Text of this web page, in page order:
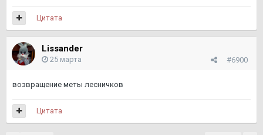
Цитата
Lissander
#6900
25 марта
возвращение меты лесничков
Цитата